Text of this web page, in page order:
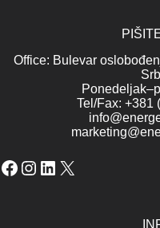
Office: Bulevar
Tel/Fax: +381
Facebook
Instagram
LinkedIn
X